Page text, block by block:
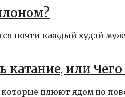
почти каждый худой
катание, или
плюют ядом по